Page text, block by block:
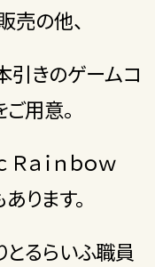
売の他、
引きのゲームコ
用意。
ａｉｎｂｏｗ
ります。
とるらいふ職員